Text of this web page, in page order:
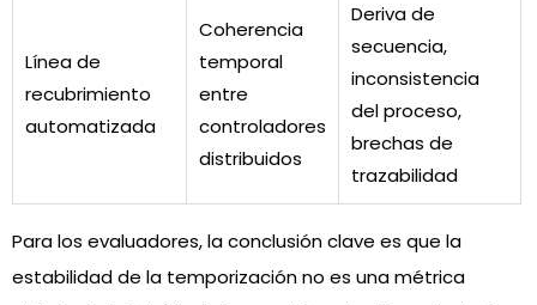
Línea de
recubrimiento
automatizada
Coherencia
temporal
entre
controladores
distribuidos
Deriva de
secuencia,
inconsistencia
del proceso,
brechas de
trazabilidad
Para los evaluadores, la conclusión clave es que la
estabilidad de la temporización no es una métrica